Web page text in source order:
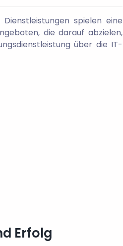
spielen eine
die darauf abzielen,
über die IT-
Erfolg